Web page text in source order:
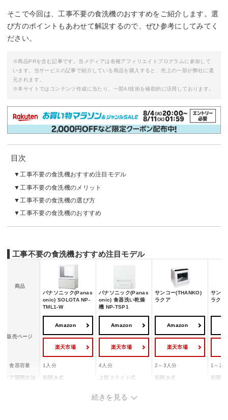
そこで今回は、工事不要の食洗機のおすすめをご紹介します。選
び方のポイントもあわせて解説するので、ぜひ参考にしてみてく
ださい。
※商品PRを含む記事です。当メディアは各種アフィリエイトプログラムに参加して
います。当サービスの記事で紹介している商品を購入すると、売上の一部が弊社に還
元されます。
※本サイトではコンテンツ作成に当たり、一部AI技術を補助的に活用しております。
目次
工事不要の食洗機おすすめ注目モデル
工事不要の食洗機のメリット
工事不要の食洗機の選び方
工事不要の食洗機のおすすめ
工事不要の食洗機おすすめ注目モデル
商品
パナソニック(Panas
onic) SOLOTA NP-
TML1-W
パナソニック(Panas
onic) 食器洗い乾燥
機 NP-TSP1
サンコー(THANKO)
ラクア
サンコ
ラクア
販売ページ
Amazon
楽天市場
Amazon
楽天市場
Amazon
楽天市場
食器容量 1人分 4人分 2～3人分 1～2
ドア開閉方法 前開き式 上部スライド式 前開き式 前開き
55×60×34.1cm
続きを見る